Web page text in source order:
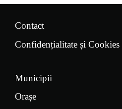
Contact
Confidențialitate și Cookies
Municipii
Orașe